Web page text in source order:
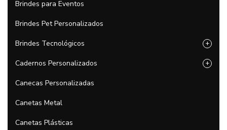
Brindes para Eventos
Brindes Pet Personalizados
Brindes Tecnológicos +
Cadernos Personalizados +
Canecas Personalizadas
Canetas Metal
Canetas Plásticas